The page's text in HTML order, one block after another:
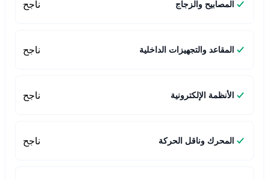
المصابيح والزجاج ناجح
المقاعد والتجهيزات الداخلية ناجح
الأنظمة الإلكترونية ناجح
المحرك وناقل الحركة ناجح